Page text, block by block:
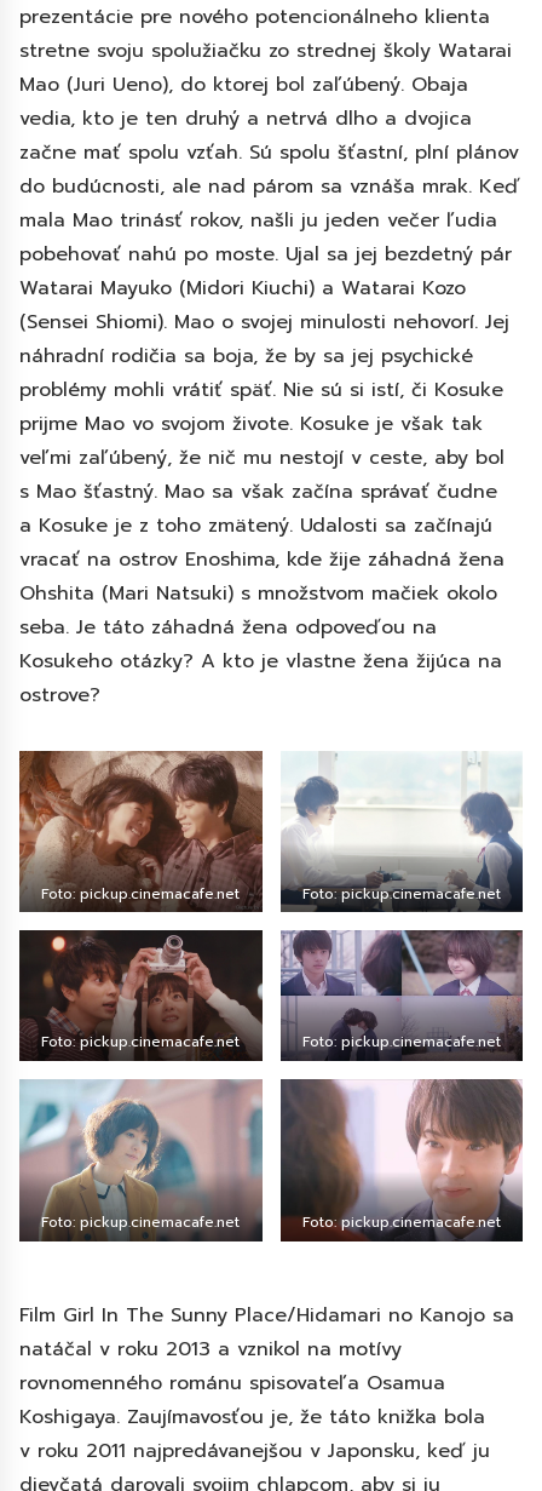
prezentácie pre nového potencionálneho klienta
stretne svoju spolužiačku zo strednej školy Watarai
Mao (Juri Ueno), do ktorej bol zaľúbený. Obaja
vedia, kto je ten druhý a netrvá dlho a dvojica
začne mať spolu vzťah. Sú spolu šťastní, plní plánov
do budúcnosti, ale nad párom sa vznáša mrak. Keď
mala Mao trinásť rokov, našli ju jeden večer ľudia
pobehovať nahú po moste. Ujal sa jej bezdetný pár
Watarai Mayuko (Midori Kiuchi) a Watarai Kozo
(Sensei Shiomi). Mao o svojej minulosti nehovorí. Jej
náhradní rodičia sa boja, že by sa jej psychické
problémy mohli vrátiť späť. Nie sú si istí, či Kosuke
prijme Mao vo svojom živote. Kosuke je však tak
veľmi zaľúbený, že nič mu nestojí v ceste, aby bol
s Mao šťastný. Mao sa však začína správať čudne
a Kosuke je z toho zmätený. Udalosti sa začínajú
vracať na ostrov Enoshima, kde žije záhadná žena
Ohshita (Mari Natsuki) s množstvom mačiek okolo
seba. Je táto záhadná žena odpoveďou na
Kosukeho otázky? A kto je vlastne žena žijúca na
ostrove?
Foto: pickup.cinemacafe.net Foto: pickup.cinemacafe.net
Foto: pickup.cinemacafe.net Foto: pickup.cinemacafe.net
Foto: pickup.cinemacafe.net Foto: pickup.cinemacafe.net
Film Girl In The Sunny Place/Hidamari no Kanojo sa
natáčal v roku 2013 a vznikol na motívy
rovnomenného románu spisovateľa Osamua
Koshigaya. Zaujímavosťou je, že táto knižka bola
v roku 2011 najpredávanejšou v Japonsku, keď ju
dievčatá darovali svojim chlapcom, aby si ju